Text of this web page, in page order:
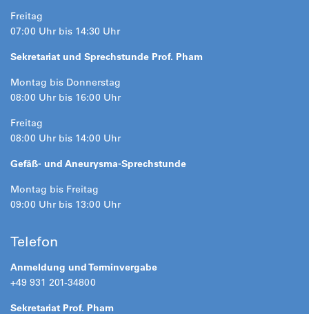
Freitag
07:00 Uhr bis 14:30 Uhr
Sekretariat und Sprechstunde Prof. Pham
Montag bis Donnerstag
08:00 Uhr bis 16:00 Uhr
Freitag
08:00 Uhr bis 14:00 Uhr
Gefäß- und Aneurysma-Sprechstunde
Montag bis Freitag
09:00 Uhr bis 13:00 Uhr
Telefon
Anmeldung und Terminvergabe
+49 931 201-34800
Sekretariat Prof. Pham